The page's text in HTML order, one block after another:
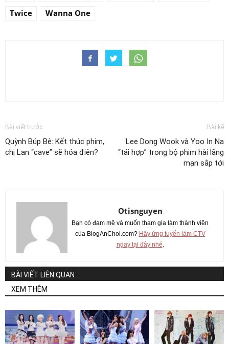
Twice
Wanna One
Bài viết trước
Quỳnh Búp Bê: Kết thúc phim,
chị Lan “cave” sẽ hóa điên?
Bài kế
Lee Dong Wook và Yoo In Na
“tái hợp” trong bộ phim hài lãng
mạn sắp tới
Otisnguyen
Bạn có đam mê và muốn tham gia làm thành viên
của BlogAnChoi.com? Hãy ứng tuyển làm CTV
ngay tại đây nhé.
BÀI VIẾT LIÊN QUAN
XEM THÊM